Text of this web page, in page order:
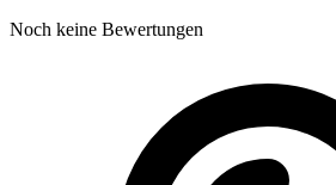
Noch keine Bewertungen